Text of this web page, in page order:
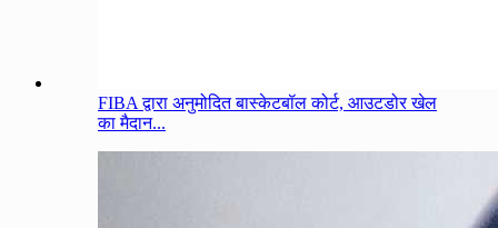
FIBA द्वारा अनुमोदित बास्केटबॉल कोर्ट, आउटडोर खेल
का मैदान...